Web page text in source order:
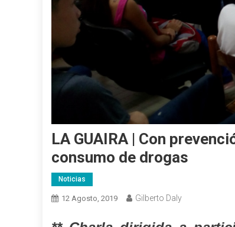
LA GUAIRA | Con
consumo de drogas
Noticias
12 Agosto, 2019 Gilberto Daly